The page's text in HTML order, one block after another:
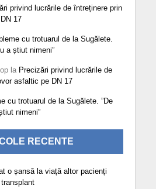
privind lucrările de întreținere prin
17
cu trotuarul de la Sugălete.
a știut nimeni”
la Precizări privind lucrările de
asfaltic pe DN 17
cu trotuarul de la Sugălete. ”De
nimeni”
RECENTE
o șansă la viață altor pacienți